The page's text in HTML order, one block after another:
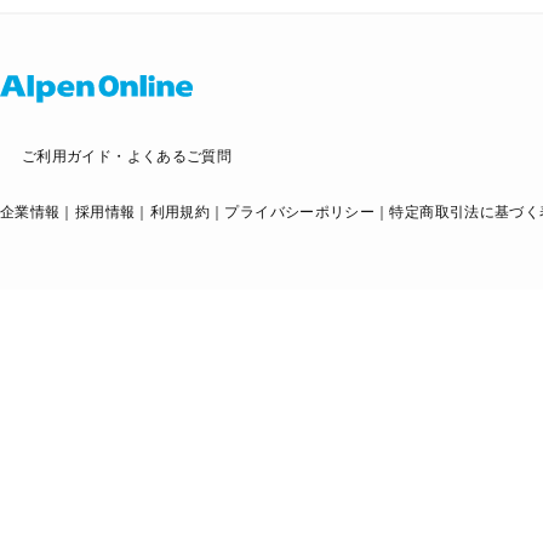
ご利用ガイド・よくあるご質問
企業情報 採用情報 利用規約 プライバシーポリシー 特定商取引法に基づく